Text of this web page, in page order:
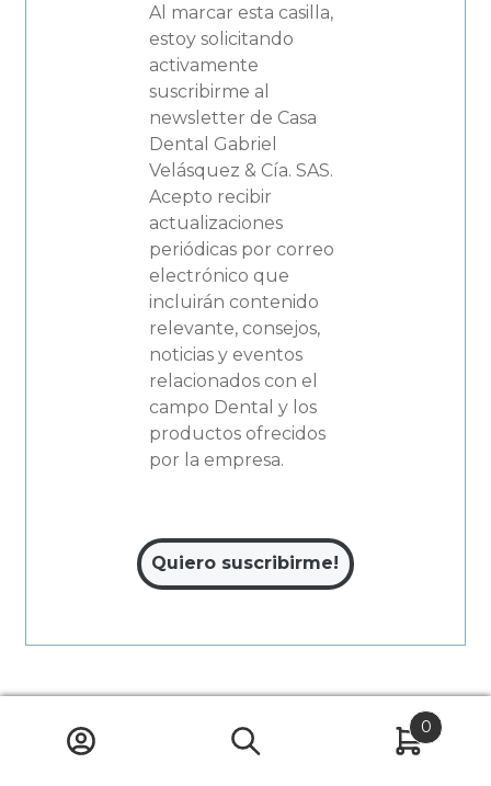
Al marcar esta casilla,
estoy solicitando
activamente
suscribirme al
newsletter de Casa
Dental Gabriel
Velásquez & Cía. SAS.
Acepto recibir
actualizaciones
periódicas por correo
electrónico que
incluirán contenido
relevante, consejos,
noticias y eventos
relacionados con el
campo Dental y los
productos ofrecidos
por la empresa.
0